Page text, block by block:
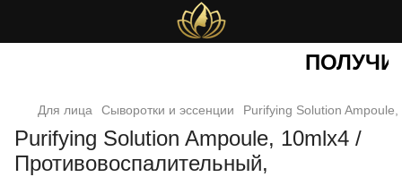
ПОЛУЧИТЕ
Для лица Сыворотки и эссенции Purifying Solution
Purifying Solution Ampoule, 10mlx4 /
Противовоспалительный,